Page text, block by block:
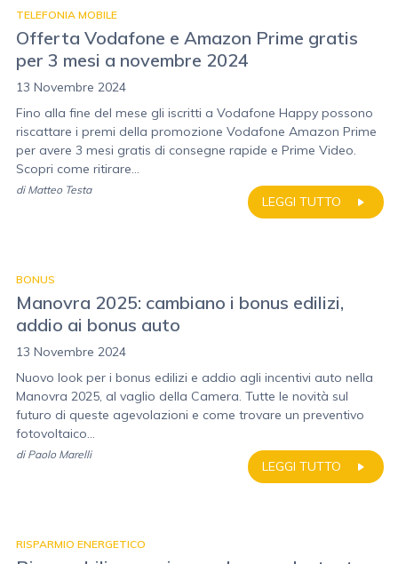
TELEFONIA MOBILE
Offerta Vodafone e Amazon Prime gratis
per 3 mesi a novembre 2024
13 Novembre 2024
Fino alla fine del mese gli iscritti a Vodafone Happy possono
riscattare i premi della promozione Vodafone Amazon Prime
per avere 3 mesi gratis di consegne rapide e Prime Video.
Scopri come ritirare...
LEGGI TUTTO
di Matteo Testa
BONUS
Manovra 2025: cambiano i bonus edilizi,
addio ai bonus auto
13 Novembre 2024
Nuovo look per i bonus edilizi e addio agli incentivi auto nella
Manovra 2025, al vaglio della Camera. Tutte le novità sul
futuro di queste agevolazioni e come trovare un preventivo
fotovoltaico...
LEGGI TUTTO
di Paolo Marelli
RISPARMIO ENERGETICO